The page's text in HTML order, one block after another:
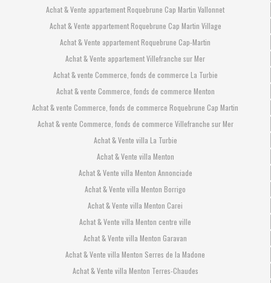
Achat & Vente appartement Roquebrune Cap Martin Vallonnet
Achat & Vente appartement Roquebrune Cap Martin Village
Achat & Vente appartement Roquebrune Cap-Martin
Achat & Vente appartement Villefranche sur Mer
Achat & vente Commerce, fonds de commerce La Turbie
Achat & vente Commerce, fonds de commerce Menton
Achat & vente Commerce, fonds de commerce Roquebrune Cap Martin
Achat & vente Commerce, fonds de commerce Villefranche sur Mer
Achat & Vente villa La Turbie
Achat & Vente villa Menton
Achat & Vente villa Menton Annonciade
Achat & Vente villa Menton Borrigo
Achat & Vente villa Menton Carei
Achat & Vente villa Menton centre ville
Achat & Vente villa Menton Garavan
Achat & Vente villa Menton Serres de la Madone
Achat & Vente villa Menton Terres-Chaudes